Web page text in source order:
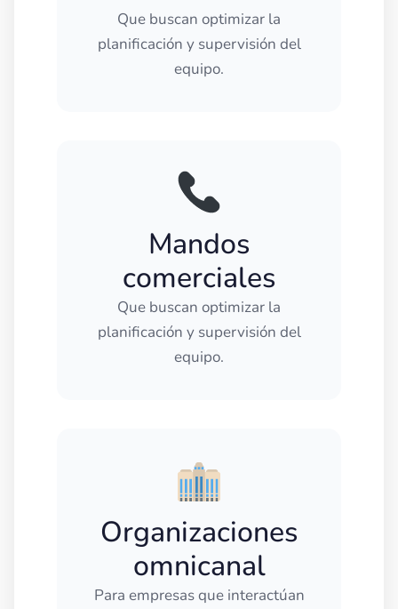
Que buscan optimizar la
planificación y supervisión del
equipo.
Mandos
comerciales
Que buscan optimizar la
planificación y supervisión del
equipo.
Organizaciones
omnicanal
Para empresas que interactúan